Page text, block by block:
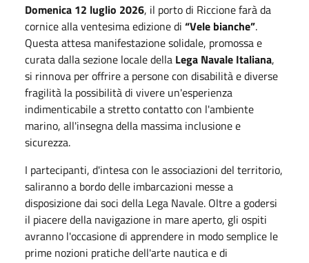
Domenica 12 luglio 2026, il porto di Riccione farà da
cornice alla ventesima edizione di “Vele bianche”.
Questa attesa manifestazione solidale, promossa e
curata dalla sezione locale della Lega Navale Italiana,
si rinnova per offrire a persone con disabilità e diverse
fragilità la possibilità di vivere un'esperienza
indimenticabile a stretto contatto con l'ambiente
marino, all'insegna della massima inclusione e
sicurezza.
I partecipanti, d'intesa con le associazioni del territorio,
saliranno a bordo delle imbarcazioni messe a
disposizione dai soci della Lega Navale. Oltre a godersi
il piacere della navigazione in mare aperto, gli ospiti
avranno l'occasione di apprendere in modo semplice le
prime nozioni pratiche dell'arte nautica e di